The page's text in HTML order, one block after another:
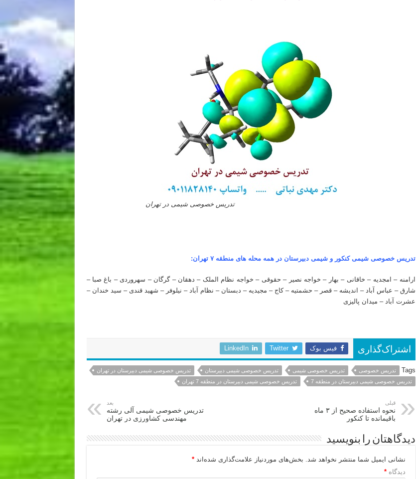
تدریس خصوصی شیمی در تهران
تدریس خصوصی شیمی کنکور و شیمی دبیرستان در همه محله های منطقه ۷ تهران:
ارامنه – امجدیه – خاقانی – بهار – خواجه نصیر – حقوقی – خواجه نظام الملک – دهقان – گرگان – سهروردی – باغ صبا –
شارق – عباس آباد – اندیشه – قصر – حشمتیه – کاج – مجیدیه – دبستان – نظام آباد – نیلوفر – شهید قندی – سید خندان –
عشرت آباد – میدان پالیزی
اشتراک‌گذاری فیس بوک Twitter
LinkedIn
Tags تدریس خصوصی تدریس خصوصی شیمی تدریس خصوصی شیمی دبیرستان
تدریس خصوصی شیمی دبیرستان در تهران
تدریس خصوصی شیمی دبیرستان در منطقه 7
تدریس خصوصی شیمی دبیرستان در منطقه 7 تهران
قبلی
نحوه استفاده صحیح از ۳ ماه
باقیمانده تا کنکور
بعد
تدریس خصوصی شیمی آلی رشته
مهندسی کشاورزی در تهران
دیدگاهتان را بنویسید
نشانی ایمیل شما منتشر نخواهد شد. بخش‌های موردنیاز علامت‌گذاری شده‌اند*
دیدگاه*